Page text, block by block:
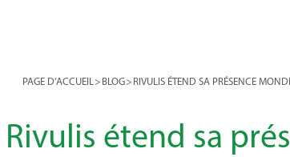
PAGE D’ACCUEIL> BLOG> RIVULIS ÉTEND SA PRÉSENCE
Rivulis étend sa